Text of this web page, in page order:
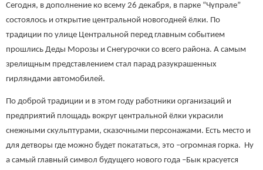
Сегодня, в дополнение ко всему 26 декабря, в парке “Чүпрәле”
состоялось и открытие центральной новогодней ёлки. По
традиции по улице Центральной перед главным событием
прошлись Деды Морозы и Снегурочки со всего района. А самым
зрелищным представлением стал парад разукрашенных
гирляндами автомобилей.
По доброй традиции и в этом году работники организаций и
предприятий площадь вокруг центральной ёлки украсили
снежными скульптурами, сказочными персонажами. Есть место и
для детворы где можно будет покататься, это –огромная горка. Ну
а самый главный символ будущего нового года –Бык красуется